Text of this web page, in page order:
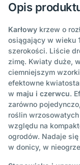
Opis
Karłowy krzew o
osiągający w wieku
szerokości. Liście
zimę. Kwiaty duże,
ciemniejszym
efektowne
w maju i czerwcu.
zarówno
roślin
względu na
ogrodów. Nadaje
w donicy, w